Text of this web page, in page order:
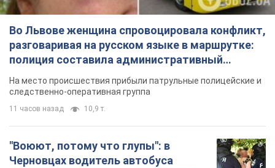
Во Львове женщина спровоцировала конфликт,
разговаривая на русском языке в маршрутке:
полиция составила административный
протокол. Видео
На место происшествия прибыли патрульные полицейские и
следственно-оперативная группа
11 часов назад 10,9 т.
"Воюют, потому что глупы": в
Черновцах водитель автобуса